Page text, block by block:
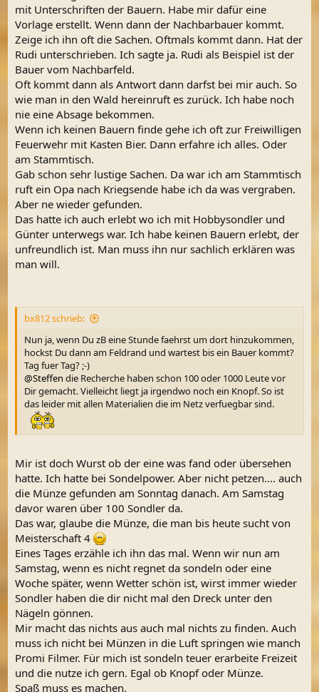
mit Unterschriften der Bauern. Habe mir dafür eine
Vorlage erstellt. Wenn dann der Nachbarbauer kommt.
Zeige ich ihn oft die Sachen. Oftmals kommt dann. Hat der
Rudi unterschrieben. Ich sagte ja. Rudi als Beispiel ist der
Bauer vom Nachbarfeld.
Oft kommt dann als Antwort dann darfst bei mir auch. So
wie man in den Wald hereinruft es zurück. Ich habe noch
nie eine Absage bekommen.
Wenn ich keinen Bauern finde gehe ich oft zur Freiwilligen
Feuerwehr mit Kasten Bier. Dann erfahre ich alles. Oder
am Stammtisch.
Gab schon sehr lustige Sachen. Da war ich am Stammtisch
ruft ein Opa nach Kriegsende habe ich da was vergraben.
Aber ne wieder gefunden.
Das hatte ich auch erlebt wo ich mit Hobbysondler und
Günter unterwegs war. Ich habe keinen Bauern erlebt, der
unfreundlich ist. Man muss ihn nur sachlich erklären was
man will.
bx812 schrieb:
Nun ja, wenn Du zB eine Stunde faehrst um dort hinzukommen,
hockst Du dann am Feldrand und wartest bis ein Bauer kommt?
Tag fuer Tag? ;-)
@Steffen die Recherche haben schon 100 oder 1000 Leute vor
Dir gemacht. Vielleicht liegt ja irgendwo noch ein Knopf. So ist
das leider mit allen Materialien die im Netz verfuegbar sind.
Mir ist doch Wurst ob der eine was fand oder übersehen
hatte. Ich hatte bei Sondelpower. Aber nicht petzen.... auch
die Münze gefunden am Sonntag danach. Am Samstag
davor waren über 100 Sondler da.
Das war, glaube die Münze, die man bis heute sucht von
Meisterschaft 4
Eines Tages erzähle ich ihn das mal. Wenn wir nun am
Samstag, wenn es nicht regnet da sondeln oder eine
Woche später, wenn Wetter schön ist, wirst immer wieder
Sondler haben die dir nicht mal den Dreck unter den
Nägeln gönnen.
Mir macht das nichts aus auch mal nichts zu finden. Auch
muss ich nicht bei Münzen in die Luft springen wie manch
Promi Filmer. Für mich ist sondeln teuer erarbeite Freizeit
und die nutze ich gern. Egal ob Knopf oder Münze.
Spaß muss es machen.